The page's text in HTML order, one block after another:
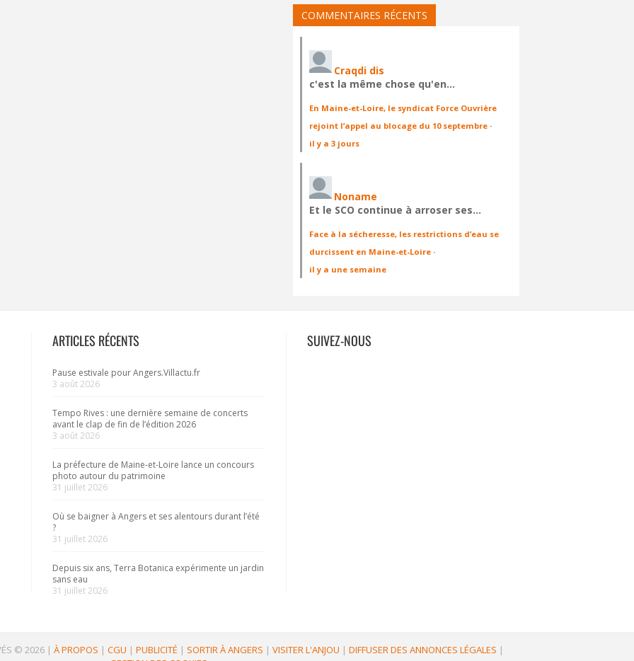
COMMENTAIRES RÉCENTS
Craqdi dis
c'est la même chose qu'en…
En Maine-et-Loire, le syndicat Force Ouvrière
rejoint l’appel au blocage du 10 septembre ·
il y a 3 jours
Noname
Et le SCO continue à arroser ses…
Face à la sécheresse, les restrictions d’eau se
durcissent en Maine-et-Loire ·
il y a une semaine
ARTICLES RÉCENTS
Pause estivale pour Angers.Villactu.fr
3 août 2026
Tempo Rives : une dernière semaine de concerts
avant le clap de fin de l’édition 2026
3 août 2026
La préfecture de Maine-et-Loire lance un concours
photo autour du patrimoine
31 juillet 2026
Où se baigner à Angers et ses alentours durant l’été
?
31 juillet 2026
Depuis six ans, Terra Botanica expérimente un jardin
sans eau
31 juillet 2026
SUIVEZ-NOUS
© 2026 | À PROPOS | CGU | PUBLICITÉ | SORTIR À ANGERS | VISITER L'ANJOU | DIFFUSER DES ANNONCES LÉGALES |